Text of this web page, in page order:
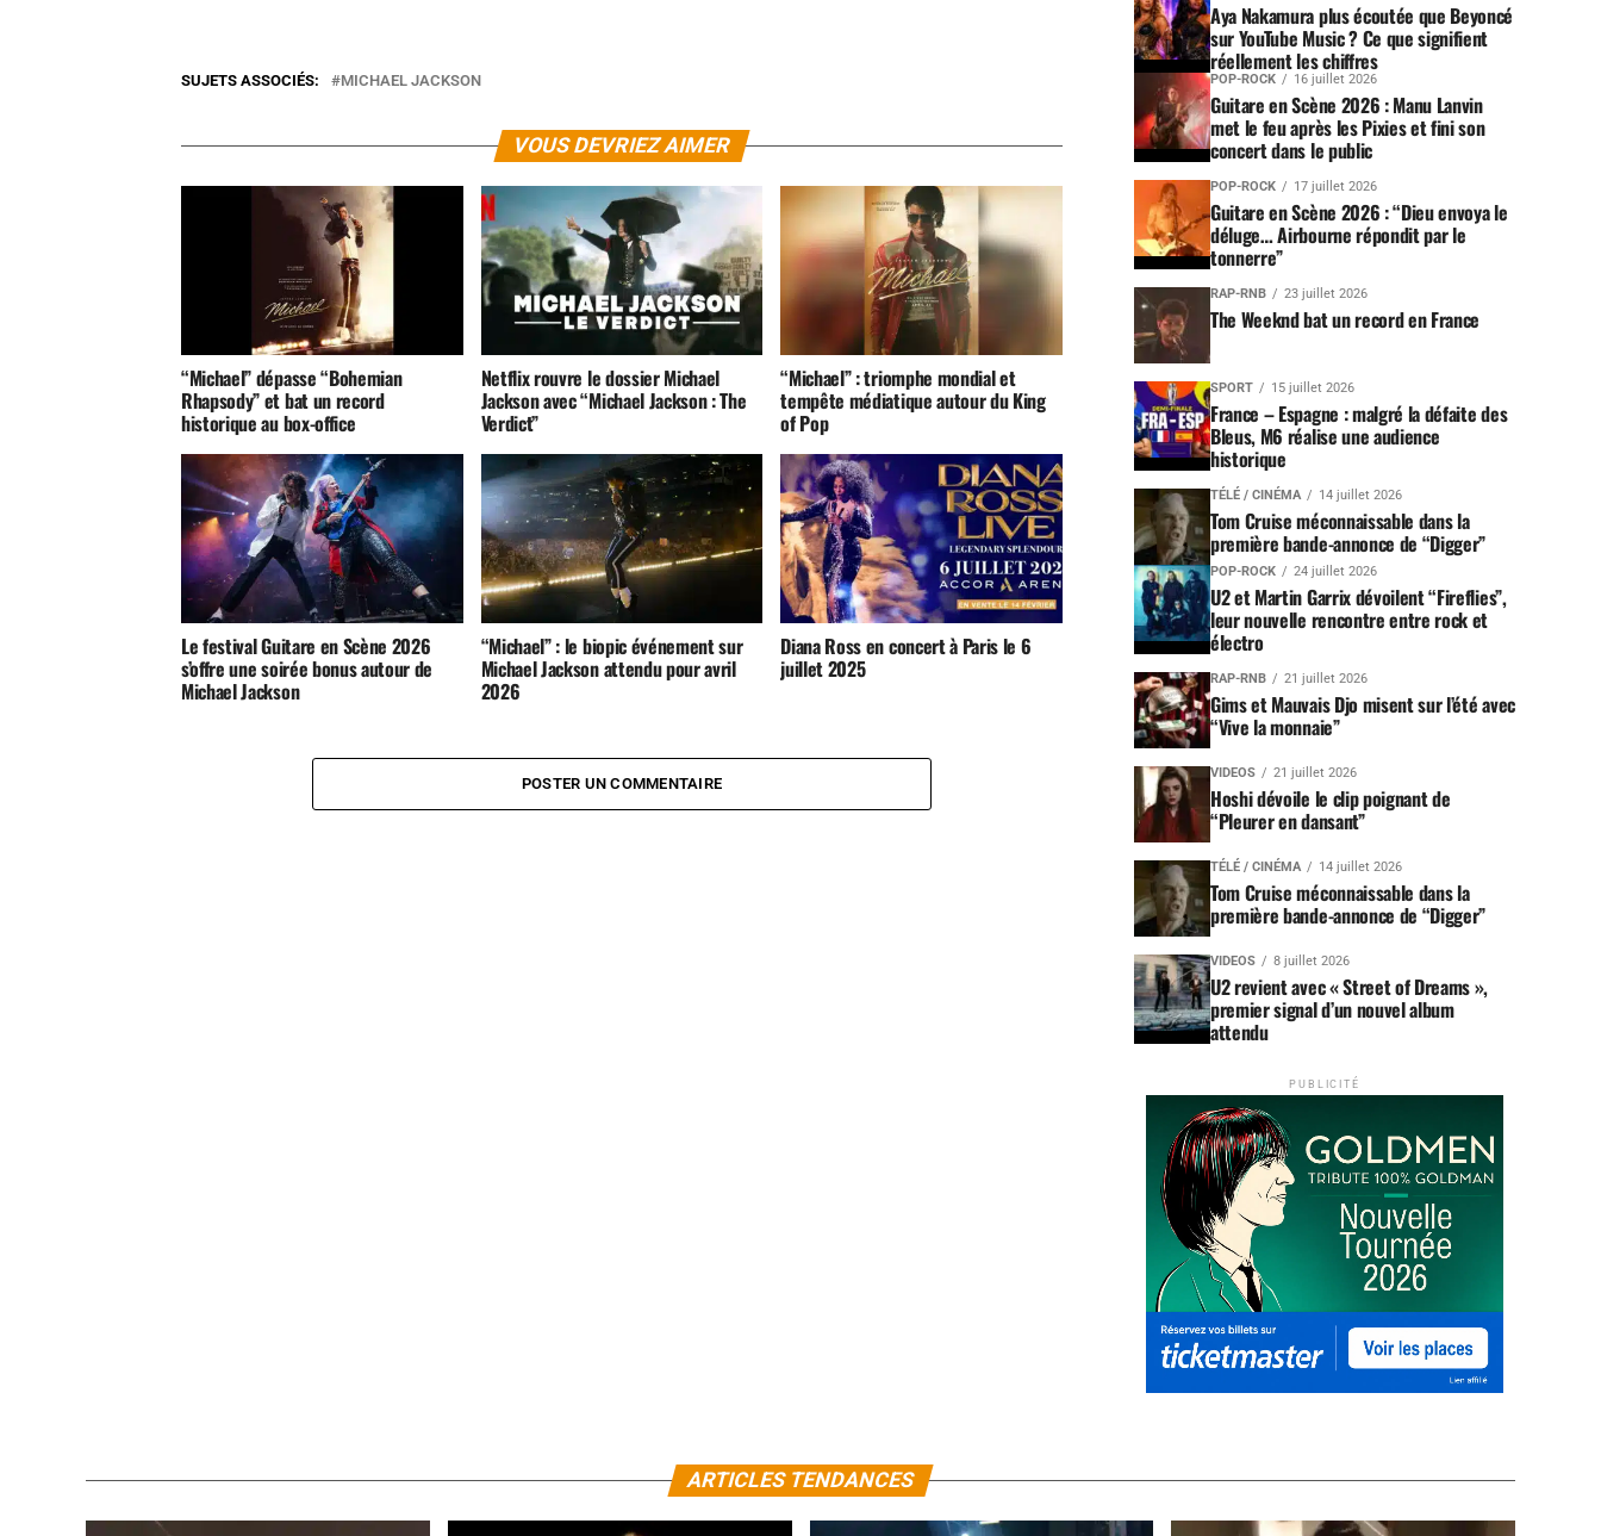
SUJETS ASSOCIÉS: MICHAEL JACKSON
VOUS DEVRIEZ AIMER
“Michael” dépasse “Bohemian
Rhapsody” et bat un record
historique au box-office
Netflix rouvre le dossier Michael
Jackson avec “Michael Jackson : The
Verdict”
“Michael” : triomphe mondial et
tempête médiatique autour du King
of Pop
Le festival Guitare en Scène 2026
s’offre une soirée bonus autour de
Michael Jackson
“Michael” : le biopic événement sur
Michael Jackson attendu pour avril
2026
Diana Ross en concert à Paris le 6
juillet 2025
POSTER UN COMMENTAIRE
Aya Nakamura plus écoutée que Beyoncé
sur YouTube Music ? Ce que signifient
réellement les chiffres
POP-ROCK 16 juillet 2026
Guitare en Scène 2026 : Manu Lanvin
met le feu après les Pixies et fini son
concert dans le public
POP-ROCK 17 juillet 2026
Guitare en Scène 2026 : “Dieu envoya le
déluge… Airbourne répondit par le
tonnerre”
RAP-RNB 23 juillet 2026
The Weeknd bat un record en France
SPORT 15 juillet 2026
France – Espagne : malgré la défaite des
Bleus, M6 réalise une audience
historique
TÉLÉ / CINÉMA 14 juillet 2026
Tom Cruise méconnaissable dans la
première bande-annonce de “Digger”
POP-ROCK 24 juillet 2026
U2 et Martin Garrix dévoilent “Fireflies”,
leur nouvelle rencontre entre rock et
électro
RAP-RNB 21 juillet 2026
Gims et Mauvais Djo misent sur l’été avec
“Vive la monnaie”
VIDEOS 21 juillet 2026
Hoshi dévoile le clip poignant de
“Pleurer en dansant”
TÉLÉ / CINÉMA 14 juillet 2026
Tom Cruise méconnaissable dans la
première bande-annonce de “Digger”
VIDEOS 8 juillet 2026
U2 revient avec « Street of Dreams »,
premier signal d’un nouvel album
attendu
PUBLICITÉ
ARTICLES TENDANCES